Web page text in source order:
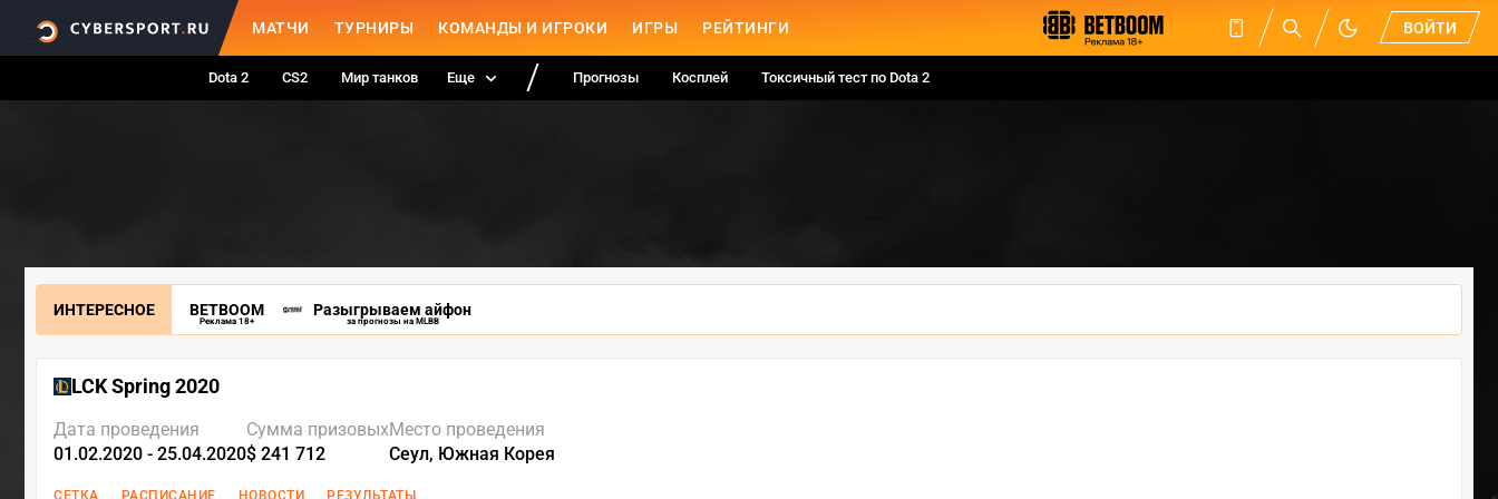
МАТЧИ ТУРНИРЫ КОМАНДЫ И ИГРОКИ ИГРЫ РЕЙТИНГИ ВОЙТИ
Dota 2 CS2 Мир танков Еще Прогнозы Косплей Токсичный тест по Dota 2
ИНТЕРЕСНОЕ BETBOOM
Реклама 18+
Разыгрываем айфон
за прогнозы на MLBB
LCK Spring 2020
Дата проведения
01.02.2020 - 25.04.2020
Сумма призовых
$ 241 712
Место проведения
Сеул, Южная Корея
СЕТКА РАСПИСАНИЕ НОВОСТИ РЕЗУЛЬТАТЫ